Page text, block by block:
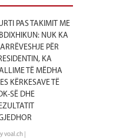
PAS TAKIMIT ME
NUK KA
PËR
KA
TË MËDHA
KËRKESAVE TË
SË DHE
voal.ch |